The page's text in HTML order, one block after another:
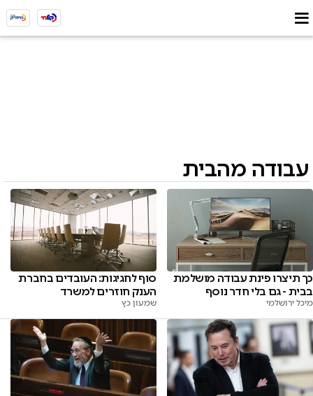
עבודה מהבית
כך תיצרו פינת עבודה מושלמת
בבית - גם בלי חדר נוסף
מיכל ירושלמי
סוף לחגיגות: העובדים בחברת
הענק חוזרים למשרד
שמעון כץ